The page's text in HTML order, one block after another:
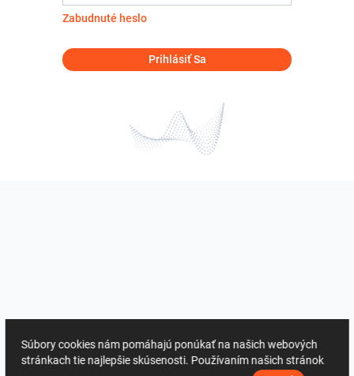
Zabudnuté heslo
Prihlásiť Sa
Súbory cookies nám pomáhajú ponúkať na našich webových
stránkach tie najlepšie skúsenosti. Používaním našich stránok